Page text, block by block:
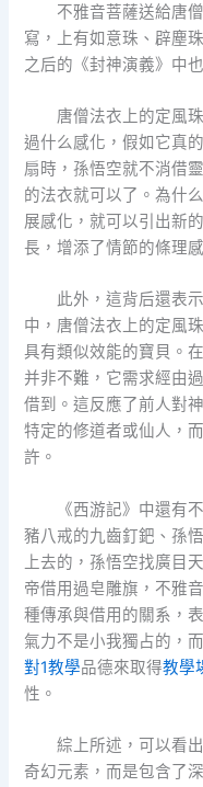
不雅音菩薩送給唐
寫，上有如意珠、辟塵
之后的《封神演義》中
唐僧法衣上的定風
過什么感化，假如它真
扇時，孫悟空就不消借
的法衣就可以了。為什
展感化，就可以引出新
長，增添了情節的條理
此外，這背后還表
中，唐僧法衣上的定風
具有類似效能的寶貝。
并非不難，它需求經由
借到。這反應了前人對
特定的修道者或仙人，
許。
《西游記》中還有
豬八戒的九齒釘鈀、孫
上去的，孫悟空找廣目
帝借用過皂雕旗，不雅
種傳承與借用的關系，
氣力不是小我獨占的，
對1教學品德來取得教學
性。
綜上所述，可以看
奇幻元素，而是包含了